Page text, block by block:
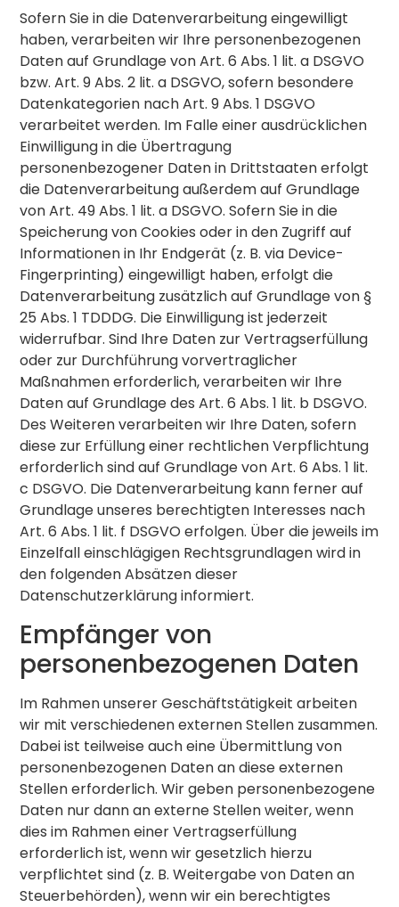
Sofern Sie in die Datenverarbeitung eingewilligt
haben, verarbeiten wir Ihre personenbezogenen
Daten auf Grundlage von Art. 6 Abs. 1 lit. a DSGVO
bzw. Art. 9 Abs. 2 lit. a DSGVO, sofern besondere
Datenkategorien nach Art. 9 Abs. 1 DSGVO
verarbeitet werden. Im Falle einer ausdrücklichen
Einwilligung in die Übertragung
personenbezogener Daten in Drittstaaten erfolgt
die Datenverarbeitung außerdem auf Grundlage
von Art. 49 Abs. 1 lit. a DSGVO. Sofern Sie in die
Speicherung von Cookies oder in den Zugriff auf
Informationen in Ihr Endgerät (z. B. via Device-
Fingerprinting) eingewilligt haben, erfolgt die
Datenverarbeitung zusätzlich auf Grundlage von §
25 Abs. 1 TDDDG. Die Einwilligung ist jederzeit
widerrufbar. Sind Ihre Daten zur Vertragserfüllung
oder zur Durchführung vorvertraglicher
Maßnahmen erforderlich, verarbeiten wir Ihre
Daten auf Grundlage des Art. 6 Abs. 1 lit. b DSGVO.
Des Weiteren verarbeiten wir Ihre Daten, sofern
diese zur Erfüllung einer rechtlichen Verpflichtung
erforderlich sind auf Grundlage von Art. 6 Abs. 1 lit.
c DSGVO. Die Datenverarbeitung kann ferner auf
Grundlage unseres berechtigten Interesses nach
Art. 6 Abs. 1 lit. f DSGVO erfolgen. Über die jeweils im
Einzelfall einschlägigen Rechtsgrundlagen wird in
den folgenden Absätzen dieser
Datenschutzerklärung informiert.
Empfänger von
personenbezogenen Daten
Im Rahmen unserer Geschäftstätigkeit arbeiten
wir mit verschiedenen externen Stellen zusammen.
Dabei ist teilweise auch eine Übermittlung von
personenbezogenen Daten an diese externen
Stellen erforderlich. Wir geben personenbezogene
Daten nur dann an externe Stellen weiter, wenn
dies im Rahmen einer Vertragserfüllung
erforderlich ist, wenn wir gesetzlich hierzu
verpflichtet sind (z. B. Weitergabe von Daten an
Steuerbehörden), wenn wir ein berechtigtes